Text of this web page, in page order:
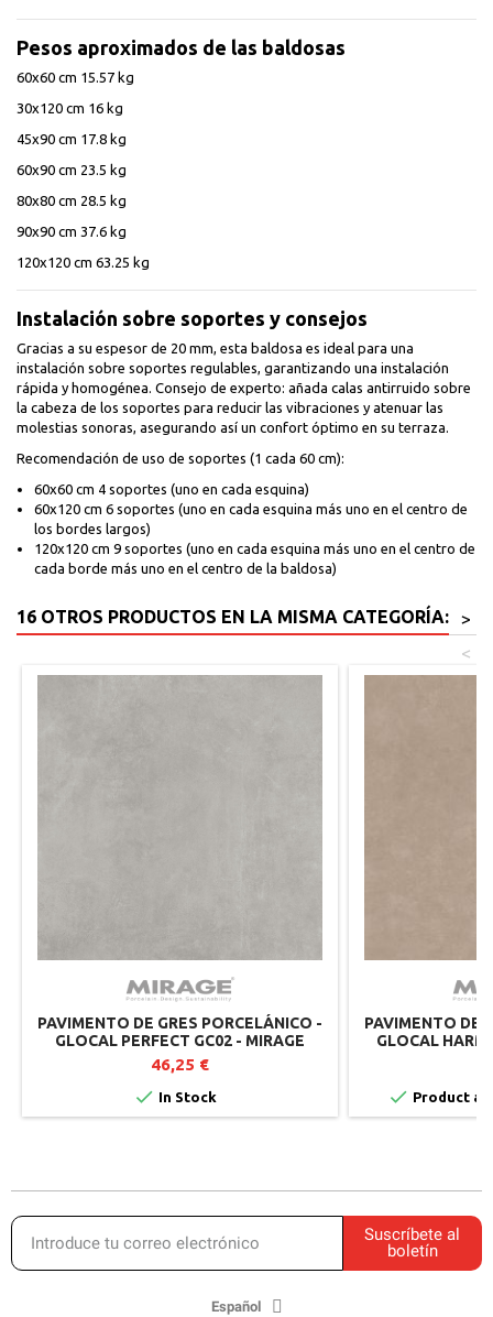
Pesos aproximados de las baldosas
60x60 cm 15.57 kg
30x120 cm 16 kg
45x90 cm 17.8 kg
60x90 cm 23.5 kg
80x80 cm 28.5 kg
90x90 cm 37.6 kg
120x120 cm 63.25 kg
Instalación sobre soportes y consejos
Gracias a su espesor de 20 mm, esta baldosa es ideal para una
instalación sobre soportes regulables, garantizando una instalación
rápida y homogénea. Consejo de experto: añada calas antirruido sobre
la cabeza de los soportes para reducir las vibraciones y atenuar las
molestias sonoras, asegurando así un confort óptimo en su terraza.
Recomendación de uso de soportes (1 cada 60 cm):
60x60 cm 4 soportes (uno en cada esquina)
60x120 cm 6 soportes (uno en cada esquina más uno en el centro de
los bordes largos)
120x120 cm 9 soportes (uno en cada esquina más uno en el centro de
cada borde más uno en el centro de la baldosa)
16 OTROS PRODUCTOS EN LA MISMA CATEGORÍA:
>
<
PAVIMENTO DE GRES PORCELÁNICO -
GLOCAL PERFECT GC02 - MIRAGE
46,25 €
 In Stock
PAVIMENTO DE
GLOCAL
 Product
Suscríbete al
boletín
Español